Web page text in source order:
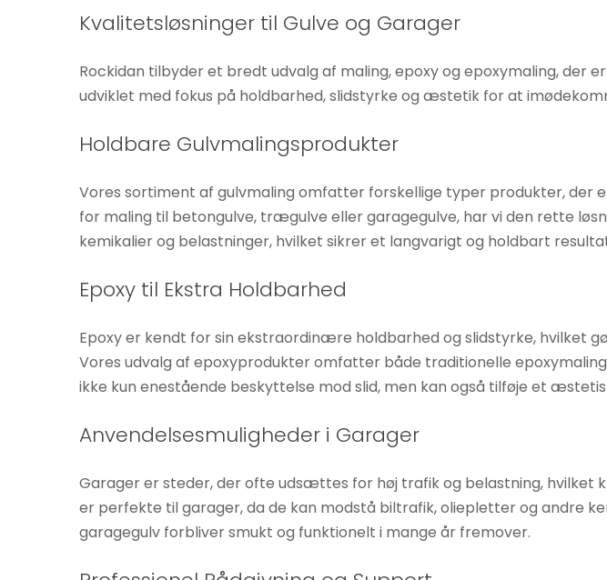
Kvalitetsløsninger til Gulve og Garager
Rockidan tilbyder et bredt udvalg af maling, epoxy og epoxymaling, der
udviklet med fokus på holdbarhed, slidstyrke og æstetik for at
Holdbare Gulvmalingsprodukter
Vores sortiment af gulvmaling omfatter forskellige typer produkter, der
for maling til betongulve, trægulve eller garagegulve, har vi den rette
kemikalier og belastninger, hvilket sikrer et langvarigt og holdbart
Epoxy til Ekstra Holdbarhed
Epoxy er kendt for sin ekstraordinære holdbarhed og slidstyrke, hvilket
Vores udvalg af epoxyprodukter omfatter både traditionelle
ikke kun enestående beskyttelse mod slid, men kan også tilføje et
Anvendelsesmuligheder i Garager
Garager er steder, der ofte udsættes for høj trafik og belastning, hvilket
er perfekte til garager, da de kan modstå biltrafik, oliepletter og andre
garagegulv forbliver smukt og funktionelt i mange år fremover.
dele dine
øger du
for at se
tilpasset
indhold og